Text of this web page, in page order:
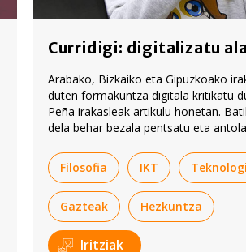
Curridigi: digitalizatu
Arabako, Bizkaiko eta Gipuzkoako
duten formakuntza digitala kritikatu
Peña irakasleak artikulu honetan.
dela behar bezala pentsatu eta
Filosofia
IKT
Gazteak Hezkuntza
Iritziak